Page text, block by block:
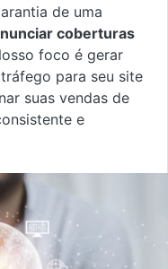
de uma
coberturas
foco é gerar
para seu site
suas vendas de
e